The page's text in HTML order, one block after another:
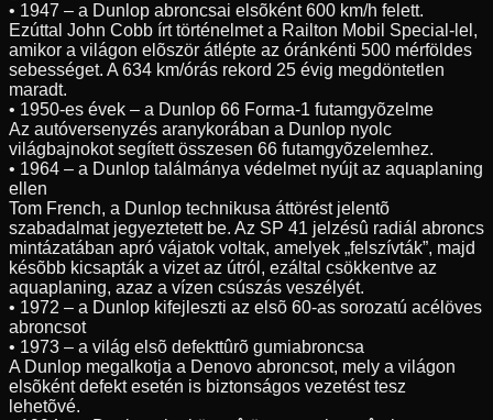
• 1947 – a Dunlop abroncsai elsõként 600 km/h felett.
Ezúttal John Cobb írt történelmet a Railton Mobil Special-lel,
amikor a világon elõször átlépte az óránkénti 500 mérföldes
sebességet. A 634 km/órás rekord 25 évig megdöntetlen
maradt.
• 1950-es évek – a Dunlop 66 Forma-1 futamgyõzelme
Az autóversenyzés aranykorában a Dunlop nyolc
világbajnokot segített összesen 66 futamgyõzelemhez.
• 1964 – a Dunlop találmánya védelmet nyújt az aquaplaning
ellen
Tom French, a Dunlop technikusa áttörést jelentõ
szabadalmat jegyeztetett be. Az SP 41 jelzésû radiál abroncs
mintázatában apró vájatok voltak, amelyek „felszívták”, majd
késõbb kicsapták a vizet az útról, ezáltal csökkentve az
aquaplaning, azaz a vízen csúszás veszélyét.
• 1972 – a Dunlop kifejleszti az elsõ 60-as sorozatú acélöves
abroncsot
• 1973 – a világ elsõ defekttûrõ gumiabroncsa
A Dunlop megalkotja a Denovo abroncsot, mely a világon
elsõként defekt esetén is biztonságos vezetést tesz
lehetõvé.